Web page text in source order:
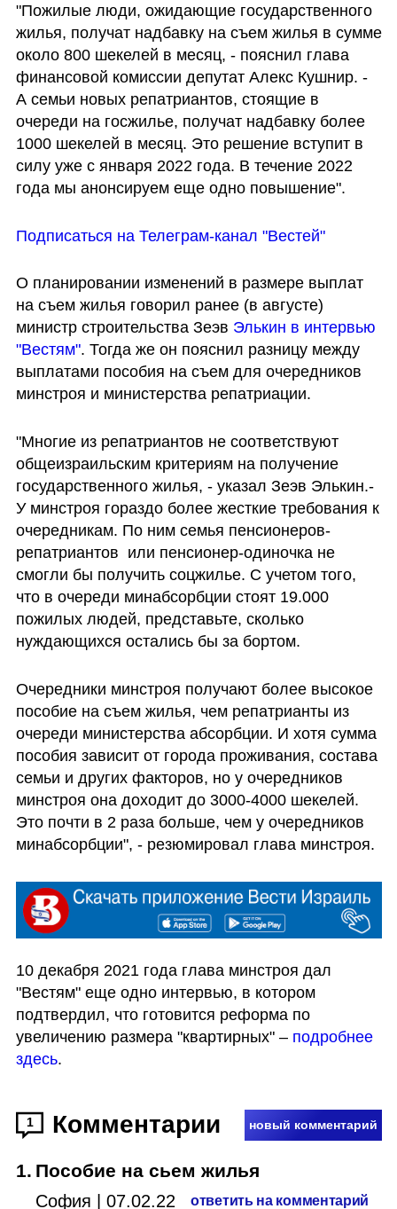
"Пожилые люди, ожидающие государственного
жилья, получат надбавку на съем жилья в сумме
около 800 шекелей в месяц, - пояснил глава
финансовой комиссии депутат Алекс Кушнир. -
А семьи новых репатриантов, стоящие в
очереди на госжилье, получат надбавку более
1000 шекелей в месяц. Это решение вступит в
силу уже с января 2022 года. В течение 2022
года мы анонсируем еще одно повышение".
Подписаться на Телеграм-канал "Вестей"
О планировании изменений в размере выплат
на съем жилья говорил ранее (в августе)
министр строительства Зеэв Элькин в интервью
"Вестям". Тогда же он пояснил разницу между
выплатами пособия на съем для очередников
минстроя и министерства репатриации.
"Многие из репатриантов не соответствуют
общеизраильским критериям на получение
государственного жилья, - указал Зеэв Элькин.-
У минстроя гораздо более жесткие требования к
очередникам. По ним семья пенсионеров-
репатриантов  или пенсионер-одиночка не
смогли бы получить соцжилье. С учетом того,
что в очереди минабсорбции стоят 19.000
пожилых людей, представьте, сколько
нуждающихся остались бы за бортом.
Очередники минстроя получают более высокое
пособие на съем жилья, чем репатрианты из
очереди министерства абсорбции. И хотя сумма
пособия зависит от города проживания, состава
семьи и других факторов, но у очередников
минстроя она доходит до 3000-4000 шекелей.
Это почти в 2 раза больше, чем у очередников
минабсорбции", - резюмировал глава минстроя.
10 декабря 2021 года глава минстроя дал
"Вестям" еще одно интервью, в котором
подтвердил, что готовится реформа по
увеличению размера "квартирных" – подробнее
здесь.
1 Комментарии новый комментарий
1. Пособие на сьем жилья
София 07.02.22 ответить на комментарий